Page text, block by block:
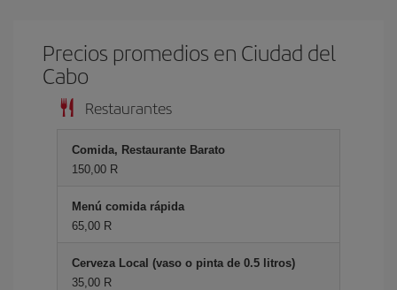
Precios promedios en Ciudad del
Cabo
Restaurantes
Comida, Restaurante Barato
150,00 R
Menú comida rápida
65,00 R
Cerveza Local (vaso o pinta de 0.5 litros)
35,00 R